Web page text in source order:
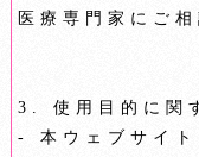
医療専門家にご
3. 使用目的に関
- 本ウェブサイト